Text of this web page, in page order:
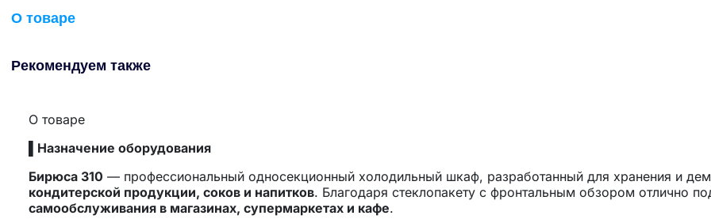
О товаре
Рекомендуем также
О товаре
▌Назначение оборудования
Бирюса 310 — профессиональный односекционный холодильный шкаф, разработанный для хранения и
кондитерской продукции, соков и напитков. Благодаря стеклопакету с фронтальным обзором отлично
самообслуживания в магазинах, супермаркетах и кафе.